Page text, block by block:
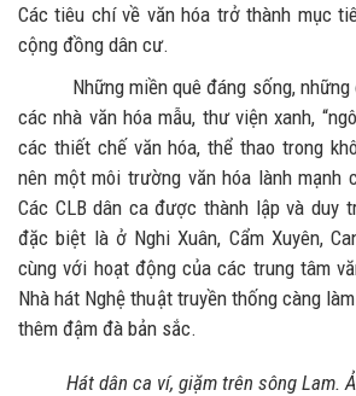
Các tiêu chí về văn hóa trở thành mục
cộng đồng dân cư.
Những miền quê đáng sống, những
các nhà văn hóa mẫu, thư viện xanh,
các thiết chế văn hóa, thể thao trong
nên một môi trường văn hóa lành mạnh
Các CLB dân ca được thành lập và duy
đặc biệt là ở Nghi Xuân, Cẩm Xuyên,
cùng với hoạt động của các trung tâm
Nhà hát Nghệ thuật truyền thống càng
thêm đậm đà bản sắc.
Hát dân ca ví, giặm trên sông Lam.